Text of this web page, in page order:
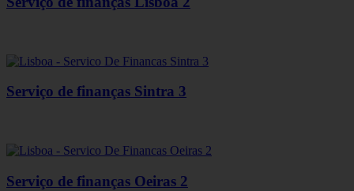
Serviço de finanças Sintra 3
Serviço de finanças Oeiras 2